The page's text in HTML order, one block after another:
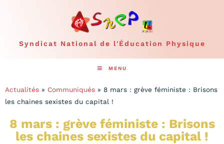
Syndicat National de l'Éducation Physique
MENU
Actualités » Communiqués » 8 mars : grève féministe : Brisons
les chaines sexistes du capital !
8 mars : grève féministe : Brisons
les chaines sexistes du capital !